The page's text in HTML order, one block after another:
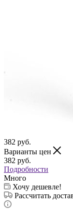
382 руб.
Варианты цен
382 руб.
Подробности
Много
Хочу дешевле!
Рассчитать